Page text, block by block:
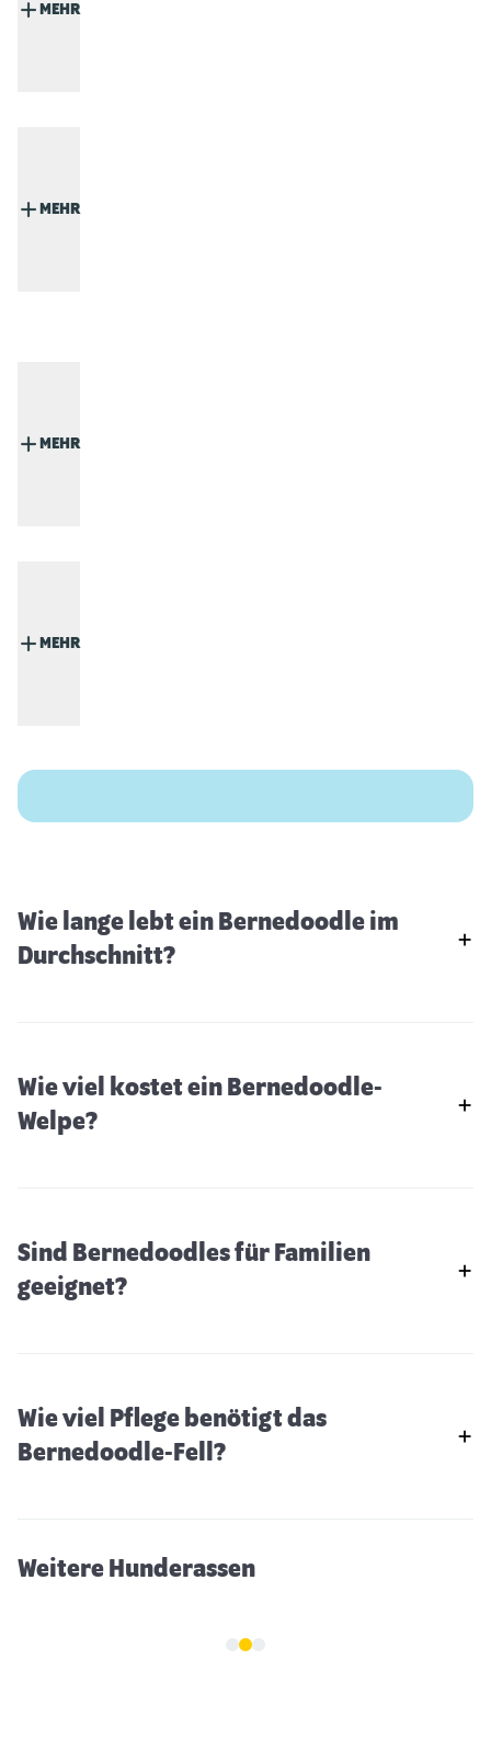
MEHR
MEHR
MEHR
MEHR
Wie lange lebt ein Bernedoodle im
Durchschnitt?
Wie viel kostet ein Bernedoodle-
Welpe?
Sind Bernedoodles für Familien
geeignet?
Wie viel Pflege benötigt das
Bernedoodle-Fell?
Weitere Hunderassen
American Bulldog